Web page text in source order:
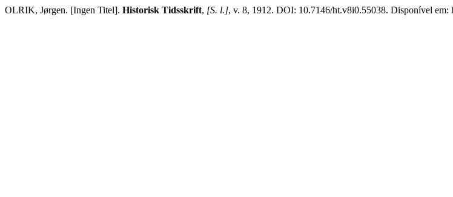
OLRIK, Jørgen. [Ingen Titel]. Historisk Tidsskrift, [S. l.], v. 8, 1912. DOI: 10.7146/ht.v8i0.55038. Disponível